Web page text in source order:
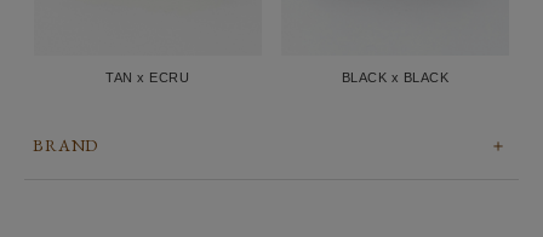
TAN x ECRU BLACK x BLACK
BRAND